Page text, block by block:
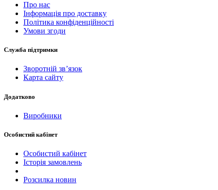
Про нас
Інформація про доставку
Політика конфіденційності
Умови згоди
Служба підтримки
Зворотній зв’язок
Карта сайту
Додатково
Виробники
Особистий кабінет
Особистий кабінет
Історія замовлень
Розсилка новин